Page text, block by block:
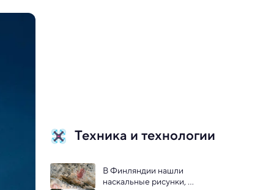
Техника и технологии
В Финляндии нашли
наскальные рисунки,